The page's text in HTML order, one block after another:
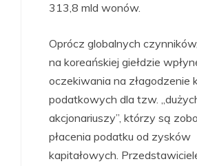
313,8 mld wonów.
Oprócz globalnych
na koreańskiej giełdzie
oczekiwania na złagodzenie
podatkowych dla tzw.
akcjonariuszy”, którzy są
płacenia podatku od zysków
kapitałowych.